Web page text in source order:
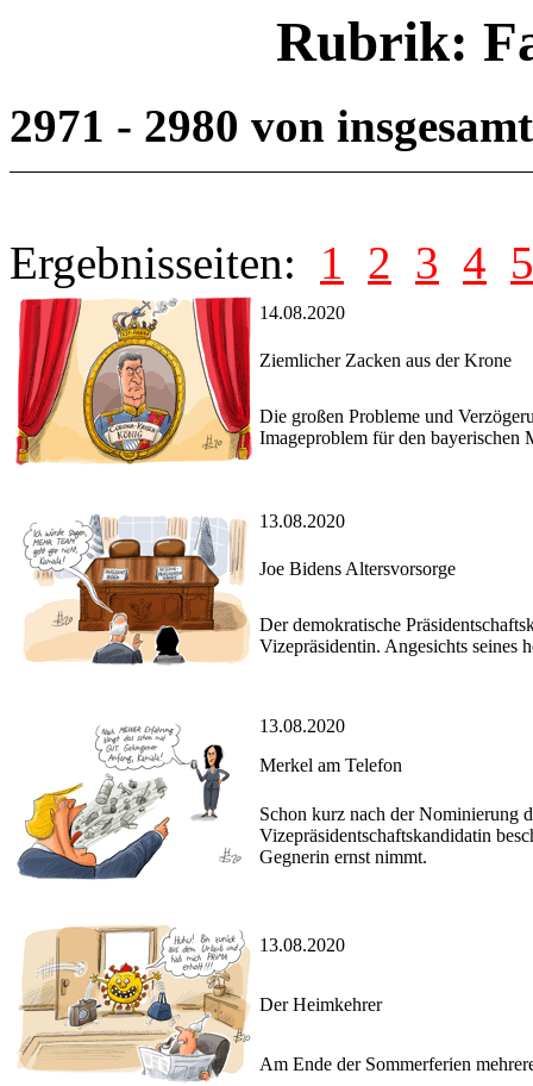
Rubrik:
2971 - 2980 von
Ergebnisseiten: 1 2 3 4 5
14.08.2020
Ziemlicher Zacken aus der Krone
Die großen Probleme und
Imageproblem für den bayerischen
13.08.2020
Joe Bidens Altersvorsorge
Der demokratische
Vizepräsidentin. Angesichts seines
13.08.2020
Merkel am Telefon
Schon kurz nach der Nominierung
Vizepräsidentschaftskandidatin
Gegnerin ernst nimmt.
13.08.2020
Der Heimkehrer
Am Ende der Sommerferien